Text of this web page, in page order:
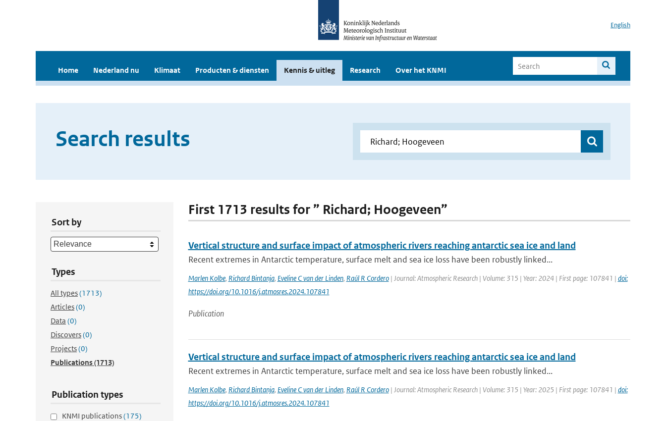
English
Home Nederland nu Klimaat Producten & diensten Kennis & uitleg Research Over het KNMI
Search results
Sort by
Types
All types(1713)
Articles(0)
Data (0)
Discovers(0)
Projects(0)
Publications(1713)
Publication types
KNMI publications(175)
First 1713 results for ” Richard; Hoogeveen”
Vertical structure and surface impact of atmospheric rivers reaching antarctic sea ice and land
Recent extremes in Antarctic temperature, surface melt and sea ice loss have been robustly linked...
Marlen Kolbe, Richard Bintanja, Eveline C van der Linden, Raúl R Cordero| Journal: Atmospheric Research | Volume: 315 | Year: 2024 | First page: 107841 | doi:
https://doi.org/10.1016/j.atmosres.2024.107841
Publication
Vertical structure and surface impact of atmospheric rivers reaching antarctic sea ice and land
Recent extremes in Antarctic temperature, surface melt and sea ice loss have been robustly linked...
Marlen Kolbe, Richard Bintanja, Eveline C van der Linden, Raúl R Cordero| Journal: Atmospheric Research | Volume: 315 | Year: 2025 | First page: 107841 | doi:
https://doi.org/10.1016/j.atmosres.2024.107841